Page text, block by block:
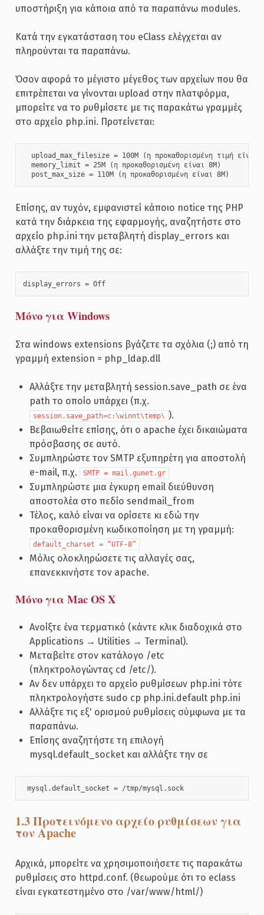
υποστήριξη για κάποια από τα παραπάνω modules.
Κατά την εγκατάσταση του eClass ελέγχεται αν
πληρούνται τα παραπάνω.
Όσον αφορά το μέγιστο μέγεθος των αρχείων που θα
επιτρέπεται να γίνονται upload στην πλατφόρμα,
μπορείτε να το ρυθμίσετε με τις παρακάτω γραμμές
στο αρχείο php.ini. Προτείνεται:
upload_max_filesize = 100M (η προκαθορισμένη τιμή είναι
  memory_limit = 25M (η προκαθορισμένη είναι 8M)
  post_max_size = 110M (η προκαθορισμένη είναι 8M)
Επίσης, αν τυχόν, εμφανιστεί κάποιο notice της PHP
κατά την διάρκεια της εφαρμογής, αναζητήστε στο
αρχείο php.ini την μεταβλητή display_errors και
αλλάξτε την τιμή της σε:
display_errors = Off
Μόνο για Windows
Στα windows extensions βγάζετε τα σχόλια (;) από τη
γραμμή extension = php_ldap.dll
Αλλάξτε την μεταβλητή session.save_path σε ένα
path το οποίο υπάρχει (π.χ.
session.save_path=c:\winnt\temp\ ).
Βεβαιωθείτε επίσης, ότι ο apache έχει δικαιώματα
πρόσβασης σε αυτό.
Συμπληρώστε τον SMTP εξυπηρέτη για αποστολή
e-mail, π.χ.
SMTP = mail.gunet.gr
Συμπληρώστε μια έγκυρη email διεύθυνση
αποστολέα στο πεδίο sendmail_from
Τέλος, καλό είναι να ορίσετε κι εδώ την
προκαθορισμένη κωδικοποίηση με τη γραμμή:
default_charset = “UTF-8”
Μόλις ολοκληρώσετε τις αλλαγές σας,
επανεκκινήστε τον apache.
Μόνο για Mac OS X
Ανοίξτε ένα τερματικό (κάντε κλικ διαδοχικά στο
Applications → Utilities → Terminal).
Μεταβείτε στον κατάλογο /etc
(πληκτρολογώντας cd /etc/).
Αν δεν υπάρχει το αρχείο ρυθμίσεων php.ini τότε
πληκτρολογήστε sudo cp php.ini.default php.ini
Αλλάξτε τις εξ' ορισμού ρυθμίσεις σύμφωνα με τα
παραπάνω.
Επίσης αναζητήστε τη επιλογή
mysql.default_socket και αλλάξτε την σε
mysql.default_socket = /tmp/mysql.sock
1.3 Προτεινόμενο αρχείο ρυθμίσεων για
τον Apache
Αρχικά, μπορείτε να χρησιμοποιήσετε τις παρακάτω
ρυθμίσεις στο httpd.conf. (θεωρούμε ότι το eclass
είναι εγκατεστημένο στο /var/www/html/)